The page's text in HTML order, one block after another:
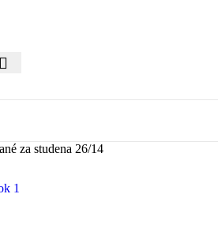
za studena 26/14